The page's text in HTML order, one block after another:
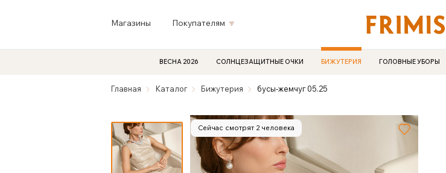
Магазины Покупателям
ВЕСНА 2026 СОЛНЦЕЗАЩИТНЫЕ ОЧКИ БИЖУТЕРИЯ ГОЛОВНЫЕ УБОРЫ
Главная Каталог Бижутерия бусы-жемчуг 05.25
Сейчас смотрят 2 человека